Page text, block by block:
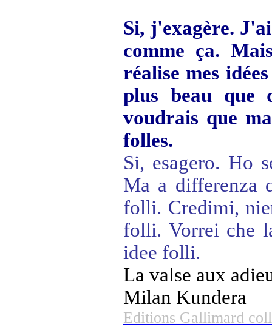
Si, j'exagère.
comme ça.
réalise mes
plus beau que
voudrais que
folles.
Si, esagero. Ho
Ma a differenza
folli. Credimi,
folli. Vorrei che
idee folli.
La valse aux
Milan Kundera
Editions Gallimard